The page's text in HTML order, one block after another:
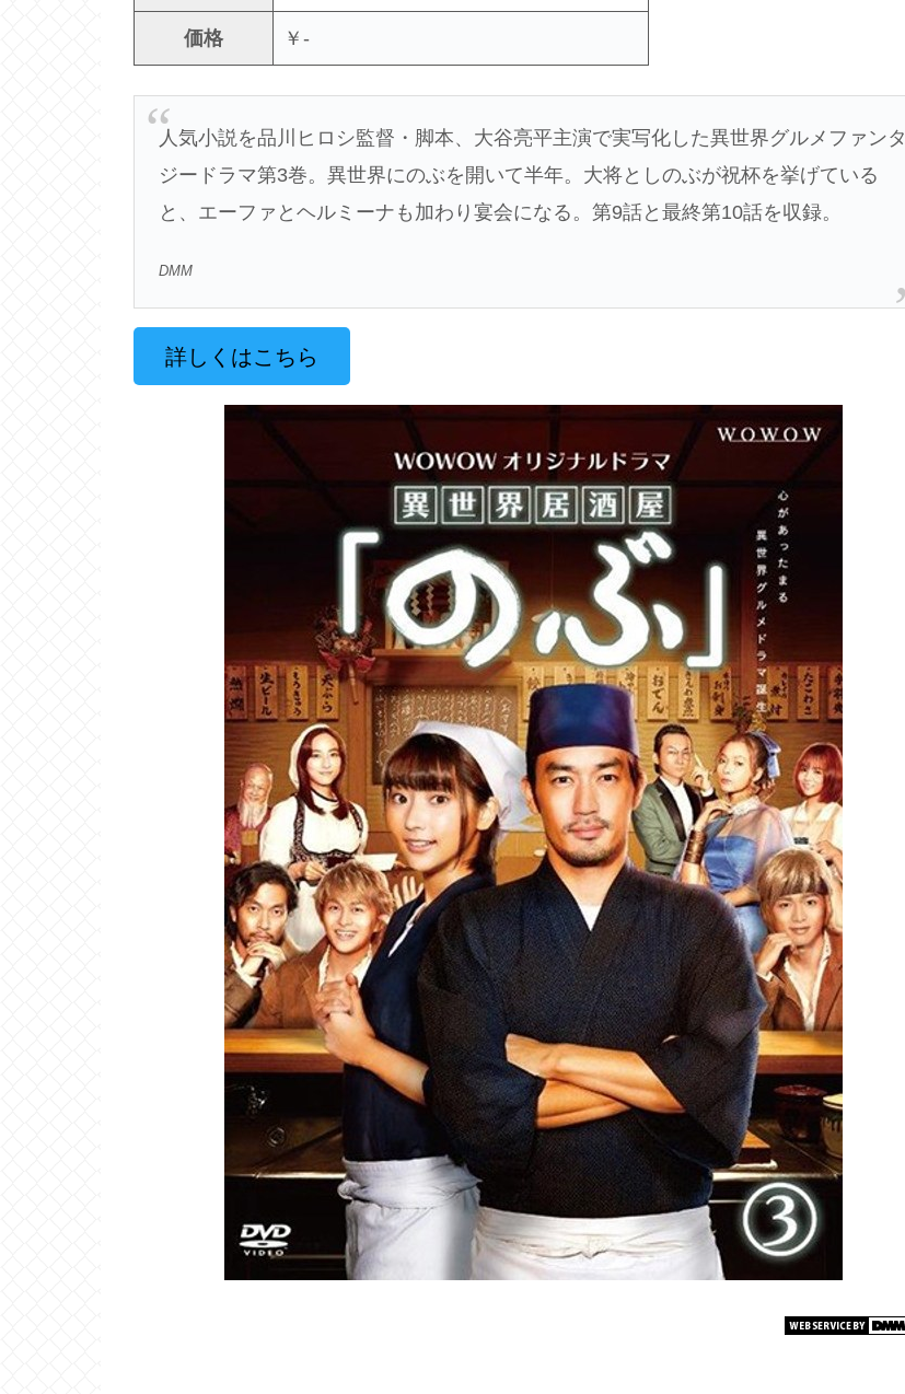
価格 ￥-
人気小説を品川ヒロシ監督・脚本、大谷亮平主演で実写化した異世界グルメファンタ
ジードラマ第3巻。異世界にのぶを開いて半年。大将としのぶが祝杯を挙げている
と、エーファとヘルミーナも加わり宴会になる。第9話と最終第10話を収録。
DMM
詳しくはこちら